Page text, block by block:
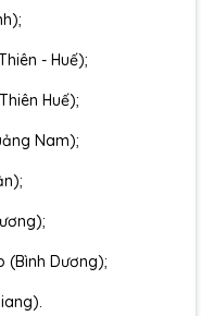
- Huế);
Huế);
Nam);
(Bình Dương);